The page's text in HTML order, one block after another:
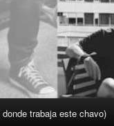
trabaja este chavo)